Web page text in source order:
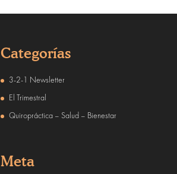
Categorías
3-2-1 Newsletter
El Trimestral
Quiropráctica – Salud – Bienestar
Meta